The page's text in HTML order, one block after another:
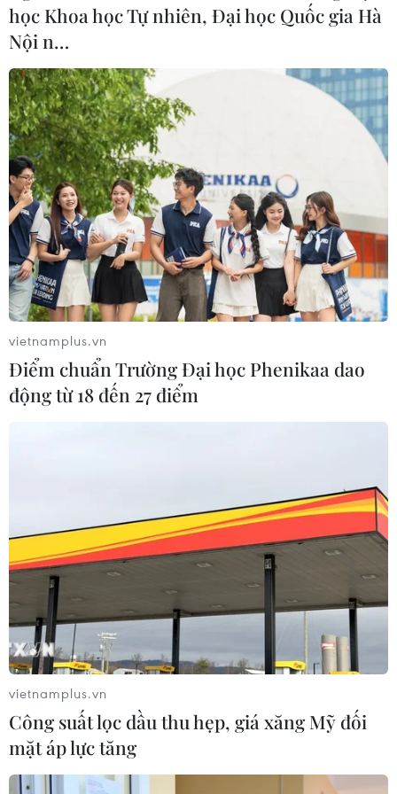
Thẩm phán Mỹ ấn định ngày xét xử cựu
Tổng thống Donald Trump
29/08/2023 04:38
Thẩm phán Chutkan cho biết phiên tòa sẽ diễn ra vào
ngày 4/3/2024, đồng thời bác bỏ đề nghị dời ngày xét
xử đến tháng 4/2026 do nhóm luật sư đại diện cho ông
Trump đưa ra.
học Khoa học Tự nhiên, Đại học Quốc gia Hà
Nội n…
vietnamplus.vn
Điểm chuẩn Trường Đại học Phenikaa dao
động từ 18 đến 27 điểm
vietnamplus.vn
Công suất lọc dầu thu hẹp, giá xăng Mỹ đối
mặt áp lực tăng